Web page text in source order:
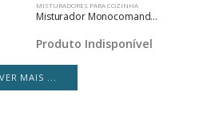
MISTURADORES PARA COZINHA
Misturador Monocomando De Mesa Para Cozinha Deca Colore Inox E Preto
Produto Indisponível
VER MAIS ...